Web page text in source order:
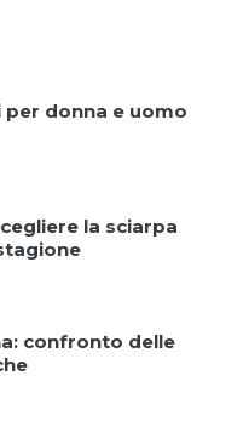
per donna e uomo
la sciarpa
confronto delle